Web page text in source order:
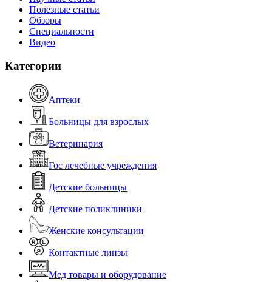
Полезные статьи
Обзоры
Специальности
Видео
Категории
Аптеки
Больницы для взрослых
Ветеринария
Гос лечебные учреждения
Детские больницы
Детские поликлиники
Женские консультации
Контактные линзы
Мед товары и оборудование